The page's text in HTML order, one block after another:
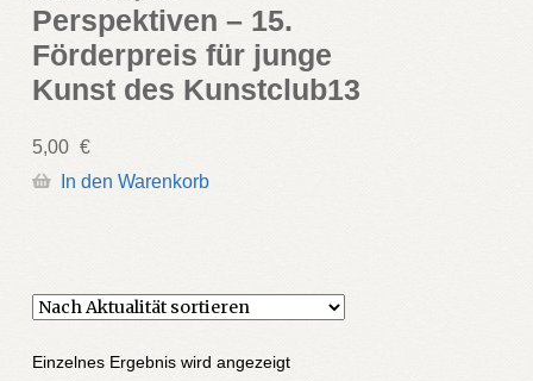
Perspektiven – 15.
Förderpreis für junge
Kunst des Kunstclub13
5,00 €
In den Warenkorb
Einzelnes Ergebnis wird angezeigt